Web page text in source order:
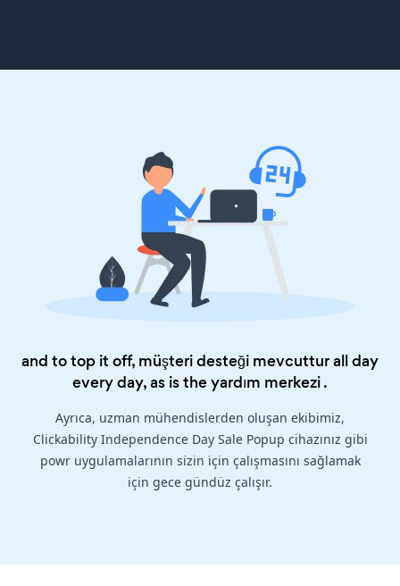
and to top it off, müşteri desteği mevcuttur all day
every day, as is theyardım merkezi.
Ayrıca, uzman mühendislerden oluşan ekibimiz,
Clickability Independence Day Sale Popup cihazınız gibi
powr uygulamalarının sizin için çalışmasını sağlamak
için gece gündüz çalışır.